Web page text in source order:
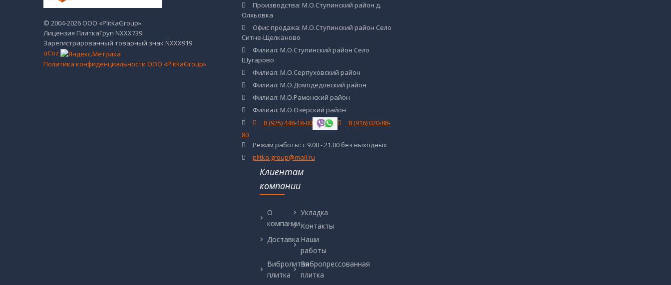
© 2004-2026 ООО «PlitkaGroup».
Лицензия ПлиткаГруп NХХХ739.
Зарегистрированный товарный знак NХХХ919.
uCoz
Политика конфиденциальности ООО «PlitkaGroup»
Производства: М.О.Ступинский район д.
Олхьовка
Офис продажа: М.О.Ступинский район Село
Ситне-Щелканово
Филиал: М.О.Ступинский район Село
Шугарово
Филиал: М.О.Серпуховский район
Филиал: М.О.Домодедовский район
Филиал: М.О.Раменский район
Филиал: М.О.Озёрский район
8 (925) 448-18-00
8 (916) 020-88-
80
Режим работы: с 9.00 - 21.00 без выходных
plitka.group@mail.ru
Клиентам
компании
О
компании
Укладка
Контакты
Доставка Наши
работы
Вибролитая
плитка
Вибропрессованная
плитка